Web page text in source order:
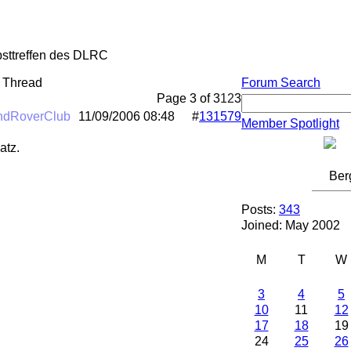
des DLRC
Thread
Page 3 of 3123
#131579
11/09/2006 08:48
Forum Search
Member Spotlight
Posts: 343
Joined: May 2002
M T W
3 4
5
10
11
12
17
18
19
24
25
26